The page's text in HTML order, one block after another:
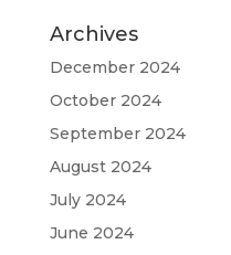
Archives
December 2024
October 2024
September 2024
August 2024
July 2024
June 2024